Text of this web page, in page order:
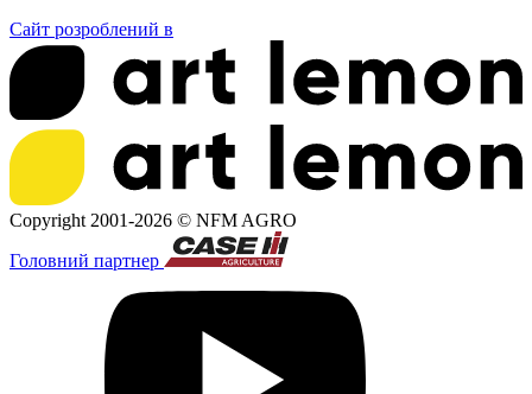
Сайт розроблений в
Copyright 2001-2026 © NFM AGRO
Головний партнер